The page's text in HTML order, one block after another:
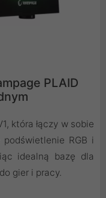
PLAID
która łączy w sobie
RGB i
idealną bazę dla
gier i pracy.